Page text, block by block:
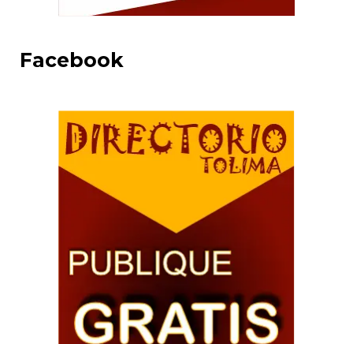
Facebook